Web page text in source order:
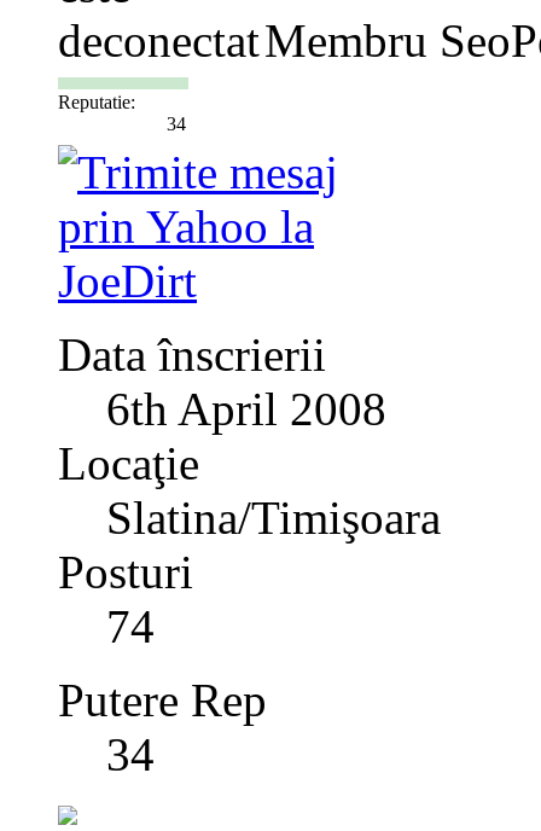
Membru
Reputatie:
34
Data înscrierii
6th April 2008
Locaţie
Slatina/Timişoara
Posturi
74
Putere Rep
34